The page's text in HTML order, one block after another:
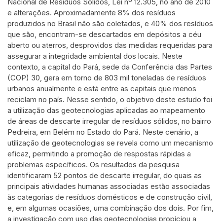
e alterações. Aproximadamente 8% dos resíduos
produzidos no Brasil não são coletados, e 40% dos resíduos
que são, encontram-se descartados em depósitos a céu
aberto ou aterros, desprovidos das medidas requeridas para
assegurar a integridade ambiental dos locais. Neste
contexto, a capital do Pará, sede da Conferência das Partes
(COP) 30, gera em torno de 803 mil toneladas de resíduos
urbanos anualmente e está entre as capitais que menos
reciclam no país. Nesse sentido, o objetivo deste estudo foi
a utilização das geotecnologias aplicadas ao mapeamento
de áreas de descarte irregular de resíduos sólidos, no bairro
Pedreira, em Belém no Estado do Pará. Neste cenário, a
utilização de geotecnologias se revela como um mecanismo
eficaz, permitindo a promoção de respostas rápidas a
problemas específicos. Os resultados da pesquisa
identificaram 52 pontos de descarte irregular, do quais as
principais atividades humanas associadas estão associadas
às categorias de resíduos domésticos e de construção civil,
e, em algumas ocasiões, uma combinação dos dois. Por fim,
a investigação com uso das geotecnologias propiciou a